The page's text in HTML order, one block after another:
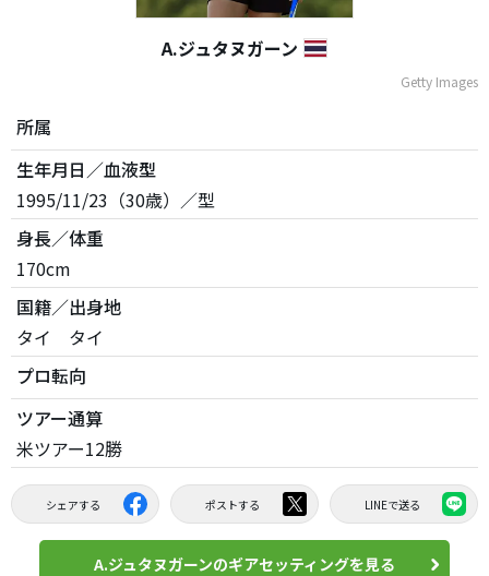
A.ジュタヌガーン
Getty Images
所属
生年月日／血液型
1995/11/23（30歳）／型
身長／体重
170cm
国籍／出身地
タイ タイ
プロ転向
ツアー通算
米ツアー12勝
シェアする ポストする LINEで送る
A.ジュタヌガーンのギアセッティングを見る